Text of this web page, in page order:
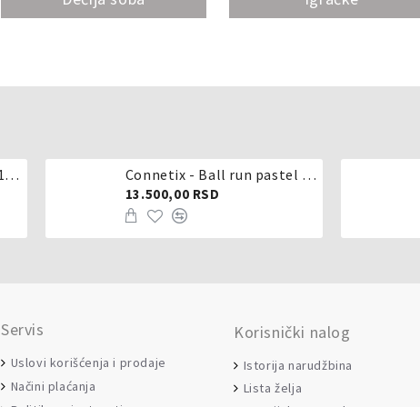
Connetix - Creative pack 102 dela Connetix - Ball run pastel 106 delova
13.500,00 RSD
Servis
Uslovi korišćenja i prodaje
Načini plaćanja
Korisnički nalog
Istorija narudžbina
Lista želja